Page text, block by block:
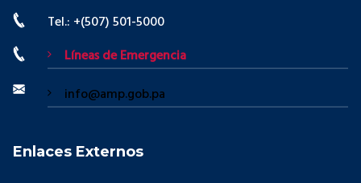
Tel.: +(507) 501-5000
Líneas de Emergencia
info@amp.gob.pa
Enlaces Externos